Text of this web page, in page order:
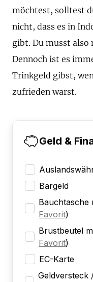
möchtest, solltest
nicht, dass es in
gibt. Du musst also
Dennoch ist es
Trinkgeld gibst,
zufrieden warst.
Geld &
Bargeld
Bauchtasche
Favorit)
Brustbeutel
Favorit)
EC-Karte
Geldversteck